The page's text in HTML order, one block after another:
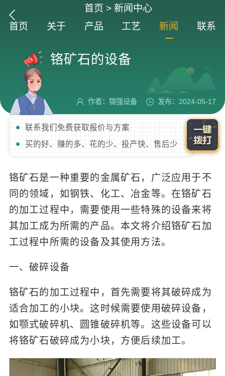
首页 >新闻中心
首页
关于 产品 工艺 新闻 联系
铬矿石的设备
作者：锦强设备 发布：2024-05-17
联系我们免费获取报价与方案
买的好、赚的多、花的少、投产快、售后少
铬矿石是一种重要的金属矿石，广泛应用于不
同的领域，如钢铁、化工、冶金等。在铬矿石
的加工过程中，需要使用一些特殊的设备来将
其加工成为所需的产品。本文将介绍铬矿石加
工过程中所需的设备及其使用方法。
一、破碎设备
铬矿石的加工过程中，首先需要将其破碎成为
适合加工的小块。这时候需要使用破碎设备，
如颚式破碎机、圆锥破碎机等。这些设备可以
将铬矿石破碎成为小块，方便后续加工。